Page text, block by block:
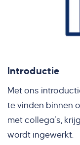
Introductie
Met ons
te vinden binnen
met collega's,
wordt ingewerkt.